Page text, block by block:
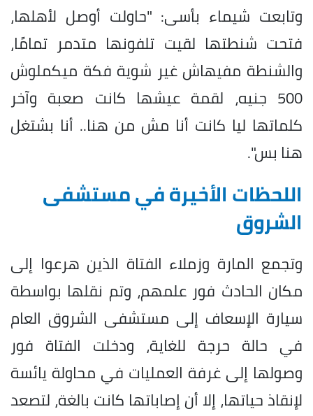
وتابعت شيماء بأسى: "حاولت أوصل لأهلها،
فتحت شنطتها لقيت تلفونها متدمر تمامًا،
والشنطة مفيهاش غير شوية فكة ميكملوش
500 جنيه، لقمة عيشها كانت صعبة وآخر
كلماتها ليا كانت أنا مش من هنا.. أنا بشتغل
هنا بس".
اللحظات الأخيرة في مستشفى
الشروق
وتجمع المارة وزملاء الفتاة الذين هرعوا إلى
مكان الحادث فور علمهم، وتم نقلها بواسطة
سيارة الإسعاف إلى مستشفى الشروق العام
في حالة حرجة للغاية، ودخلت الفتاة فور
وصولها إلى غرفة العمليات في محاولة يائسة
لإنقاذ حياتها، إلا أن إصاباتها كانت بالغة، لتصعد